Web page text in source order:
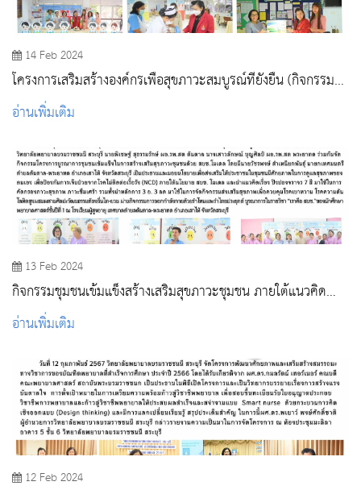
14 Feb 2024
โครงการเสริมสร้างองค์กรเพื่อสุขภาวะสมบูรณ์ที่ยั่งยืน (กิจกรรม
คัดกรองสุขภาพ ปิงปองจราจร 7 สี)
อ่านเพิ่มเติม
13 Feb 2024
กิจกรรมชุมชนเข้มแข็งสร้างเสริมสุขภาวะชุมชน ภายใต้แนวคิด
สบช. โมเดล ปิงปอง จราจร 7 สี 1 วิทยาลัย 1 ชุมชน
อ่านเพิ่มเติม
12 Feb 2024